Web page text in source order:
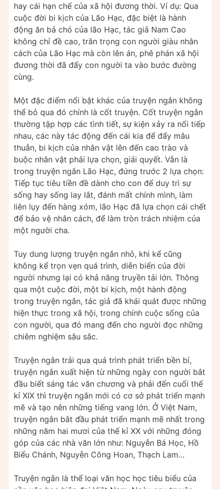
hay cái hạn chế của xã hội đương thời. Ví dụ: Qua
cuộc đời bi kịch của Lão Hạc, đặc biệt là hành
động ăn bả chó của lão Hạc, tác giả Nam Cao
không chỉ đề cao, trân trọng con người giàu nhân
cách của Lão Hạc mà còn lên án, phê phán xã hội
đương thời đã đẩy con người ta vào bước đường
cùng.
Một đặc điểm nổi bật khác của truyện ngắn không
thể bỏ qua đó chính là cốt truyện. Cốt truyện ngắn
thường tập hợp các tình tiết, sự kiện xảy ra nối tiếp
nhau, các này tác động đến cái kia để đẩy mâu
thuẫn, bi kịch của nhân vật lên đến cao trào và
buộc nhân vật phải lựa chọn, giải quyết. Vẫn là
trong truyện ngắn Lão Hạc, đứng trước 2 lựa chọn:
Tiếp tục tiêu tiền đề dành cho con để duy trì sự
sống hay sống lay lắt, đánh mất chính mình, làm
liên lụy đến hàng xóm, lão Hạc đã lựa chọn cái chết
để bảo vệ nhân cách, để làm tròn trách nhiệm của
một người cha.
Tuy dung lượng truyện ngắn nhỏ, khi kể cũng
không kể trọn vẹn quá trình, diễn biến của đời
người nhưng lại có khả năng truyền tải lớn. Thông
qua một cuộc đời, một bi kịch, một hành động
trong truyện ngắn, tác giả đã khái quát được những
hiện thực trong xã hội, trong chính cuộc sống của
con người, qua đó mang đến cho người đọc những
chiêm nghiệm sâu sắc.
Truyện ngắn trải qua quá trình phát triển bền bỉ,
truyện ngắn xuất hiện từ những ngày con người bắt
đầu biết sáng tác văn chương và phải đến cuối thế
kỉ XIX thì truyện ngắn mới có cơ sở phát triển mạnh
mẽ và tạo nên những tiếng vang lớn. Ở Việt Nam,
truyện ngắn bắt đầu phát triển mạnh mẽ nhất trong
những năm hai mươi của thế kỉ XX với những đóng
góp của các nhà văn lớn như: Nguyễn Bá Học, Hồ
Biểu Chánh, Nguyễn Công Hoan, Thạch Lam…
Truyện ngắn là thể loại văn học học tiêu biểu của